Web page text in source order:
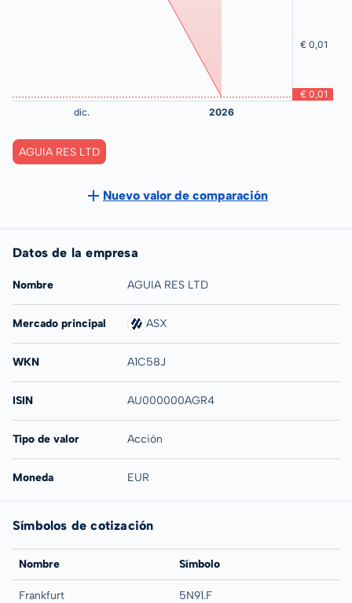
AGUIA RES LTD
Nuevo valor de comparación
Datos de la empresa
Nombre AGUIA RES LTD
Mercado principal ASX
WKN A1C58J
ISIN AU000000AGR4
Tipo de valor Acción
Moneda EUR
Símbolos de cotización
Nombre Símbolo
Frankfurt 5N91.F